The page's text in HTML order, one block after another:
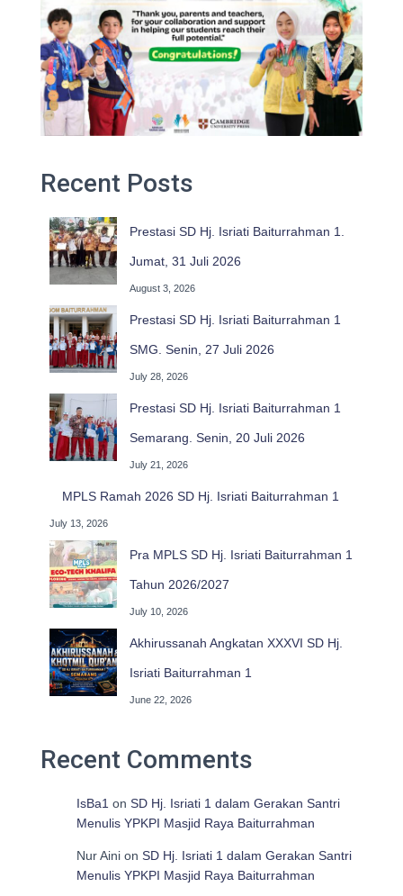
Recent Posts
Prestasi SD Hj. Isriati Baiturrahman 1.
Jumat, 31 Juli 2026
August 3, 2026
Prestasi SD Hj. Isriati Baiturrahman 1
SMG. Senin, 27 Juli 2026
July 28, 2026
Prestasi SD Hj. Isriati Baiturrahman 1
Semarang. Senin, 20 Juli 2026
July 21, 2026
MPLS Ramah 2026 SD Hj. Isriati Baiturrahman 1
July 13, 2026
Pra MPLS SD Hj. Isriati Baiturrahman 1
Tahun 2026/2027
July 10, 2026
Akhirussanah Angkatan XXXVI SD Hj.
Isriati Baiturrahman 1
June 22, 2026
Recent Comments
IsBa1 on SD Hj. Isriati 1 dalam Gerakan Santri
Menulis YPKPI Masjid Raya Baiturrahman
Nur Aini on SD Hj. Isriati 1 dalam Gerakan Santri
Menulis YPKPI Masjid Raya Baiturrahman